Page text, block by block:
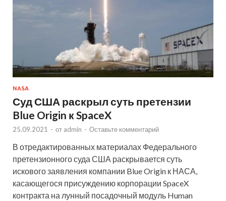
NASA
Суд США раскрыл суть претензии
Blue Origin к SpaceX
25.09.2021 - от admin - Оставьте комментарий
В отредактированных материалах Федерального
претензионного суда США раскрывается суть
искового заявления компании Blue Origin к НАСА,
касающегося присуждению корпорации SpaceX
контракта на лунный посадочный модуль Human